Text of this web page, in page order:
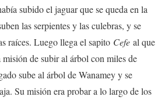
subido el jaguar que se queda en la
las serpientes y las culebras, y se
raíces. Luego llega el sapito Cefe al que
misión de subir al árbol con miles de
sube al árbol de Wanamey y se
Su misión era probar a lo largo de los